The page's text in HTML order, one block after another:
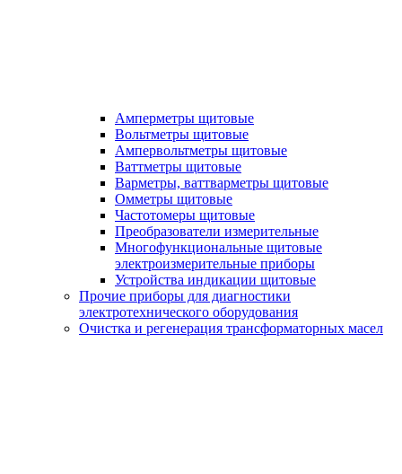
Амперметры щитовые
Вольтметры щитовые
Ампервольтметры щитовые
Ваттметры щитовые
Варметры, ваттварметры щитовые
Омметры щитовые
Частотомеры щитовые
Преобразователи измерительные
Многофункциональные щитовые
электроизмерительные приборы
Устройства индикации щитовые
Прочие приборы для диагностики
электротехнического оборудования
Очистка и регенерация трансформаторных масел